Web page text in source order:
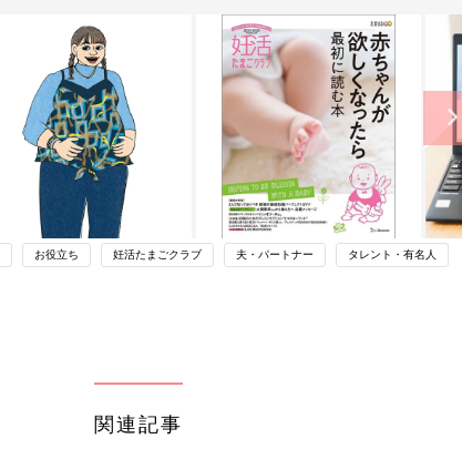
お役立ち 妊活たまごクラブ 夫・パートナー タレント・有名人
関連記事